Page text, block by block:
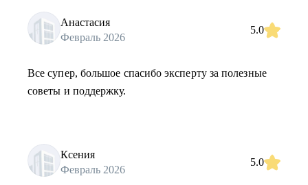
Анастасия
Февраль 2026
5.0
Все супер, большое спасибо эксперту за полезные
советы и поддержку.
Ксения
Февраль 2026
5.0